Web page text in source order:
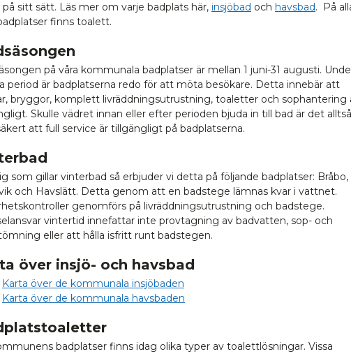
på sitt sätt. Läs mer om varje badplats här, insjöbad och havsbad. På
finns toalett.
på våra kommunala badplatser är mellan 1 juni-31 augusti.
period är badplatserna redo för att möta besökare. Detta innebär att
bryggor, komplett livräddningsutrustning, toaletter och sophantering
Skulle vädret innan eller efter perioden bjuda in till bad är det alltså
att full service är tillgängligt på badplatserna.
som gillar vinterbad så erbjuder vi detta på följande badplatser: Bråbo,
och Havslätt. Detta genom att en badstege lämnas kvar i vattnet.
genomförs på livräddningsutrustning och badstege.
vintertid innefattar inte provtagning av badvatten, sop- och
eller att hålla isfritt runt badstegen.
över insjö- och havsbad
Karta över de kommunala insjöbaden
Karta över de kommunala havsbaden
badplatser finns idag olika typer av toalettlösningar. Vissa